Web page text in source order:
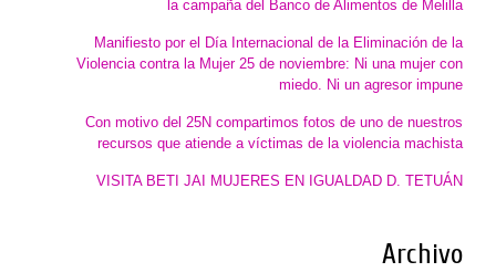
la campaña del Banco de Alimentos de Melilla
Manifiesto por el Día Internacional de la Eliminación de la
Violencia contra la Mujer 25 de noviembre: Ni una mujer con
miedo. Ni un agresor impune
Con motivo del 25N compartimos fotos de uno de nuestros
recursos que atiende a víctimas de la violencia machista
VISITA BETI JAI MUJERES EN IGUALDAD D. TETUÁN
Archivo